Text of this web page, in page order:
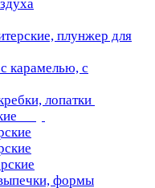
плунжер для
карамелью, с
лопатки
формы